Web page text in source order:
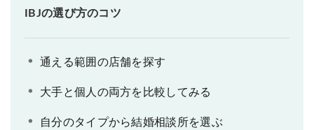
IBJの選び方のコツ
通える範囲の店舗を探す
大手と個人の両方を比較してみる
自分のタイプから結婚相談所を選ぶ